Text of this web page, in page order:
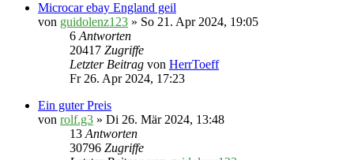
Microcar ebay England geil
von guidolenz123 » So 21. Apr 2024, 19:05
6Antworten
20417 Zugriffe
Letzter Beitrag von HerrToeff
Fr 26. Apr 2024, 17:23
Ein guter Preis
von rolf.g3 » Di 26. Mär 2024, 13:48
13Antworten
30796 Zugriffe